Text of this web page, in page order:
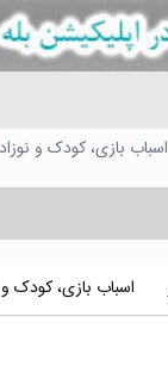
اسباب بازی، کودک و نوزاد
اسباب بازی، کودک و